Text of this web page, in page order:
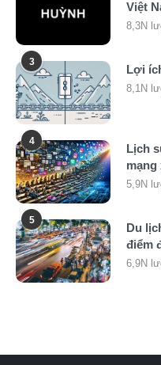
Việt
8,3N
3
Lợi
8,1N
4
Lịch
mạng
5,9N
5
Du
điểm
6,9N